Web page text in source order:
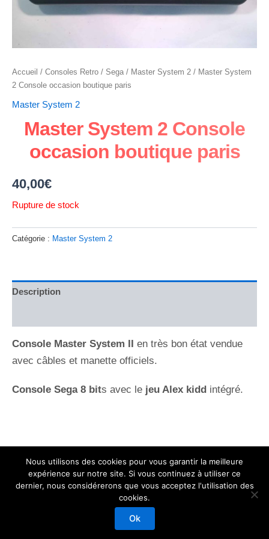
Accueil / Consoles Retro / Sega / Master System 2 / Master System
2 Console occasion boutique paris
Master System 2
Master System 2 Console
occasion boutique paris
40,00€
Rupture de stock
Catégorie : Master System 2
Description
Console Master System II en très bon état vendue
avec câbles et manette officiels.
Console Sega 8 bits avec le jeu Alex kidd intégré.
Copyright © 2026 Mod Fusion
Nous utilisons des cookies pour vous garantir la meilleure
expérience sur notre site. Si vous continuez à utiliser ce
dernier, nous considérerons que vous acceptez l'utilisation des
cookies.
Ok